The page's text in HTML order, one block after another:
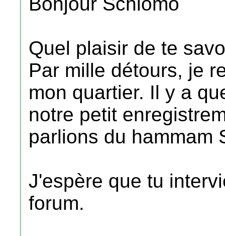
Quel plaisir de te
Par mille détours, je
mon quartier. Il y a
notre petit
parlions du hammam
J'espère que tu
forum.